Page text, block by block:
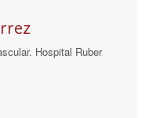
Hospital Ruber